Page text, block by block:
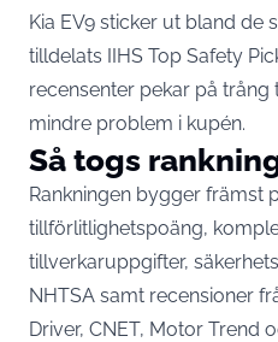
Kia EV9 sticker ut bland de
tilldelats IIHS Top Safety
recensenter pekar på
mindre problem i kupén.
Så togs
Rankningen bygger främst
tillförlitlighetspoäng,
tillverkaruppgifter,
NHTSA samt recensioner
Driver, CNET, Motor Trend